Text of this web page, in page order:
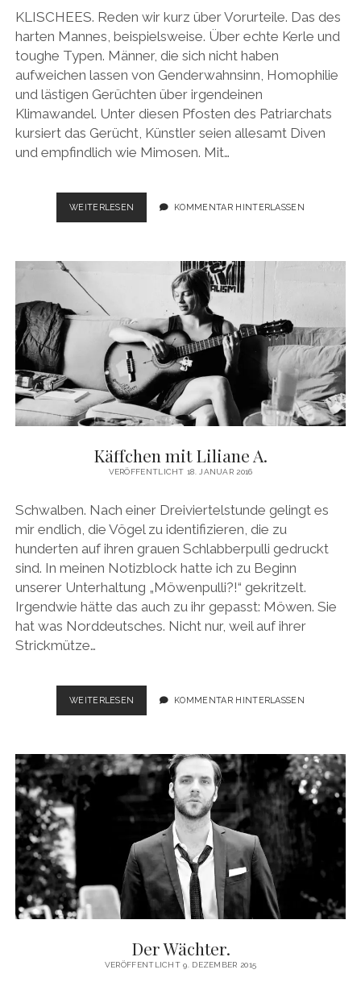
KLISCHEES. Reden wir kurz über Vorurteile. Das des
harten Mannes, beispielsweise. Über echte Kerle und
toughe Typen. Männer, die sich nicht haben
aufweichen lassen von Genderwahnsinn, Homophilie
und lästigen Gerüchten über irgendeinen
Klimawandel. Unter diesen Pfosten des Patriarchats
kursiert das Gerücht, Künstler seien allesamt Diven
und empfindlich wie Mimosen. Mit…
WEITERLESEN NENN‘
MICH
KOMMENTAR HINTERLASSEN
Käffchen mit Liliane A.
VERÖFFENTLICHT 18. JANUAR 2016
Schwalben. Nach einer Dreiviertelstunde gelingt es
mir endlich, die Vögel zu identifizieren, die zu
hunderten auf ihren grauen Schlabberpulli gedruckt
sind. In meinen Notizblock hatte ich zu Beginn
unserer Unterhaltung „Möwenpulli?!“ gekritzelt.
Irgendwie hätte das auch zu ihr gepasst: Möwen. Sie
hat was Norddeutsches. Nicht nur, weil auf ihrer
Strickmütze…
WEITERLESEN KÄFFCHEN
MIT
KOMMENTAR HINTERLASSEN
Der Wächter.
VERÖFFENTLICHT 9. DEZEMBER 2015